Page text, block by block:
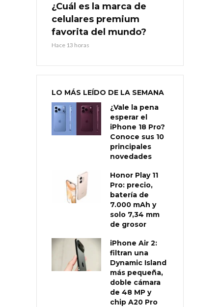
¿Cuál es la marca de
celulares premium
favorita del mundo?
Hace 13 horas
LO MÁS LEÍDO DE LA SEMANA
¿Vale la pena
esperar el
iPhone 18 Pro?
Conoce sus 10
principales
novedades
Honor Play 11
Pro: precio,
batería de
7.000 mAh y
solo 7,34 mm
de grosor
iPhone Air 2:
filtran una
Dynamic Island
más pequeña,
doble cámara
de 48 MP y
chip A20 Pro